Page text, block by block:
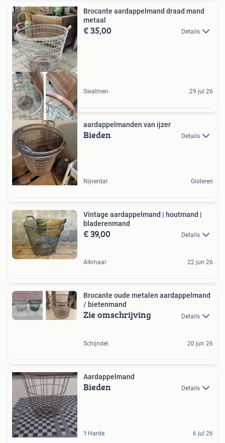
Brocante aardappelmand draad mand
metaal
€ 35,00 Details
Swalmen 29 jul 26
aardappelmanden van ijzer
Bieden Details
Nijverdal Gisteren
Vintage aardappelmand | houtmand |
bladerenmand
€ 39,00 Details
Alkmaar 22 jun 26
Brocante oude metalen aardappelmand
/ bietenmand
Zie omschrijving Details
Schijndel 20 jun 26
Aardappelmand
Bieden Details
't Harde 6 jul 26